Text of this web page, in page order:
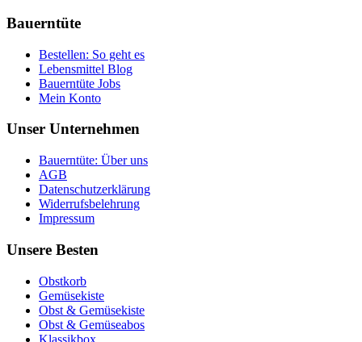
Bauerntüte
Bestellen: So geht es
Lebensmittel Blog
Bauerntüte Jobs
Mein Konto
Unser Unternehmen
Bauerntüte: Über uns
AGB
Datenschutzerklärung
Widerrufsbelehrung
Impressum
Unsere Besten
Obstkorb
Gemüsekiste
Obst & Gemüsekiste
Obst & Gemüseabos
Klassikbox